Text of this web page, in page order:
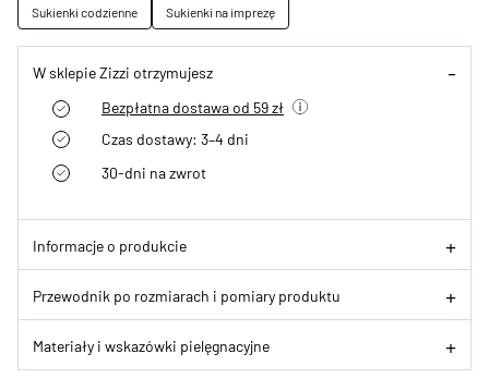
Sukienki codzienne
Sukienki na imprezę
W sklepie Zizzi otrzymujesz
Bezpłatna dostawa od 59 zł
Czas dostawy: 3–4 dni
30-dni na zwrot
Informacje o produkcie
Przewodnik po rozmiarach i pomiary produktu
Materiały i wskazówki pielęgnacyjne